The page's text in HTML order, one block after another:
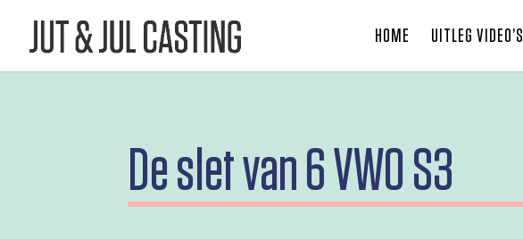
HOME UITLEG VIDEO’S
De slet van 6 VWO S3